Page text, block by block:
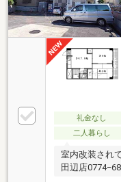
礼金なし
二人暮らし
室内改装され
田辺店